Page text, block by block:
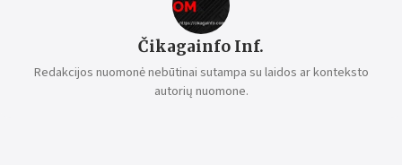
Čikagainfo Inf.
Redakcijos nuomonė nebūtinai sutampa su laidos ar konteksto
autorių nuomone.